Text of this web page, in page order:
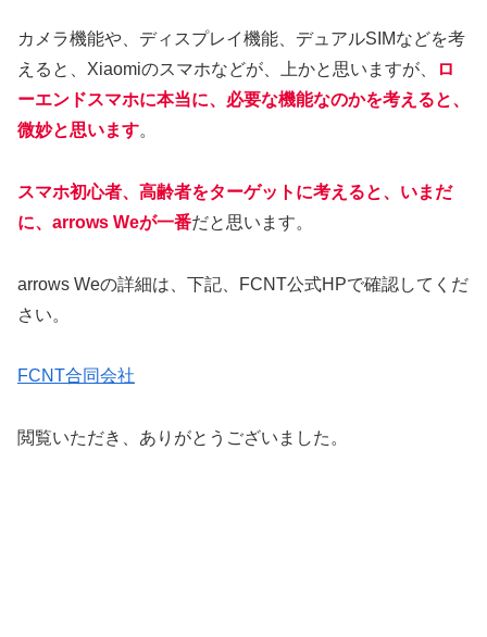
カメラ機能や、ディスプレイ機能、デュアルSIMなどを考
えると、Xiaomiのスマホなどが、上かと思いますが、
ロ
ーエンドスマホに本当に、必要な機能なのかを考えると、
微妙と思います。
スマホ初心者、高齢者をターゲットに考えると、いまだ
に、arrows Weが一番だと思います。
arrows Weの詳細は、下記、FCNT公式HPで確認してくだ
さい。
FCNT合同会社
閲覧いただき、ありがとうございました。